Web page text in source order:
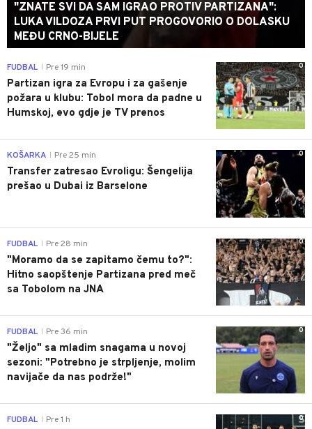
"ZNATE SVI DA SAM IGRAO PROTIV PARTIZANA":
LUKA VILDOZA PRVI PUT PROGOVORIO O DOLASKU
MEĐU CRNO-BIJELE
0
FUDBAL Pre 19 min
Partizan igra za Evropu i za gašenje
požara u klubu: Tobol mora da padne u
Humskoj, evo gdje je TV prenos
0
KOŠARKA Pre 25 min
Transfer zatresao Evroligu: Šengelija
prešao u Dubai iz Barselone
0
FUDBAL Pre 28 min
"Moramo da se zapitamo čemu to?":
Hitno saopštenje Partizana pred meč
sa Tobolom na JNA
0
FUDBAL Pre 36 min
"Željo" sa mladim snagama u novoj
sezoni: "Potrebno je strpljenje, molim
navijače da nas podrže!"
0
FUDBAL Pre 1 h